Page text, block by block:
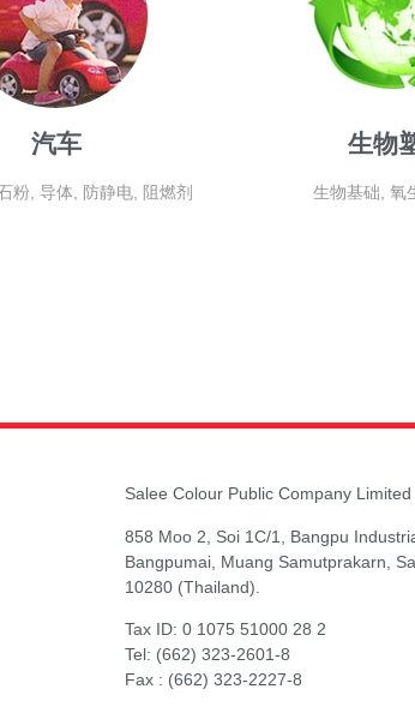
汽车
粉, 导体, 防静电, 阻燃剂
生物
生物基础, 氧
Salee Colour Public Company Limited
858 Moo 2, Soi 1C/1, Bangpu
Bangpumai, Muang Samutprakarn,
10280 (Thailand).
Tax ID: 0 1075 51000 28 2
Tel: (662) 323-2601-8
Fax : (662) 323-2227-8